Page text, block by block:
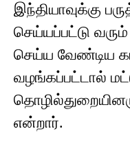
இந்தியாவுக்கு
செய்யப்பட்டு
செய்ய வேண்டிய
வழங்கப்பட்டால்
என்றார்.